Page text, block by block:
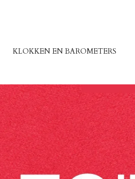
KLOKKEN EN BAROMETERS